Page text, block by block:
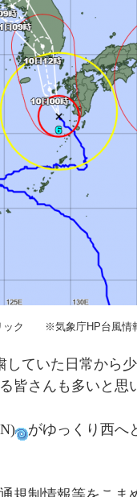
ック ※気象庁HP台風
していた日常から
皆さんも多いと思
がゆっくり西へ